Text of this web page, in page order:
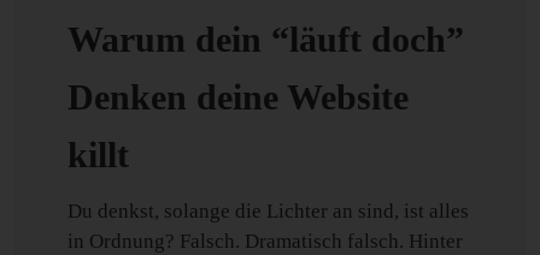
Warum dein “läuft doch”
Denken deine Website
killt
Du denkst, solange die Lichter an sind, ist alles
in Ordnung? Falsch. Dramatisch falsch. Hinter